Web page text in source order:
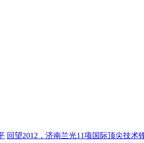
回望2012，济南兰光11项国际顶尖技术